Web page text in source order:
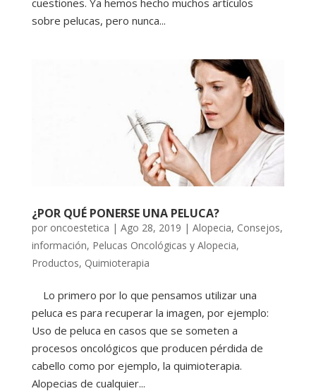
cuestiones. Ya hemos hecho muchos artículos
sobre pelucas, pero nunca...
¿POR QUÉ PONERSE UNA PELUCA?
por oncoestetica | Ago 28, 2019 | Alopecia, Consejos,
información, Pelucas Oncológicas y Alopecia,
Productos, Quimioterapia
Lo primero por lo que pensamos utilizar una
peluca es para recuperar la imagen, por ejemplo:
Uso de peluca en casos que se someten a
procesos oncológicos que producen pérdida de
cabello como por ejemplo, la quimioterapia.
Alopecias de cualquier...